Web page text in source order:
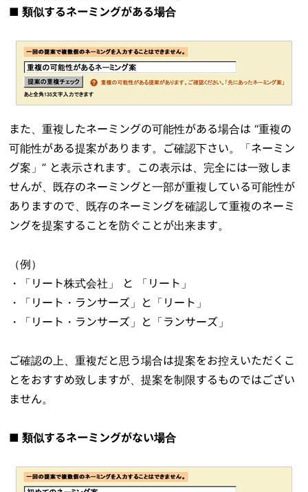
■ 類似するネーミングがある場合
また、重複したネーミングの可能性がある場合は “重複の
可能性がある提案があります。ご確認下さい。「ネーミン
グ案」” と表示されます。この表示は、完全には一致しま
せんが、既存のネーミングと一部が重複している可能性が
ありますので、既存のネーミングを確認して重複のネーミ
ングを提案することを防ぐことが出来ます。
（例）
・「リート株式会社」 と 「リート」
・「リート・ランサーズ」と「リート」
・「リート・ランサーズ」と「ランサーズ」
ご確認の上、重複だと思う場合は提案をお控えいただくこ
とをおすすめ致しますが、提案を制限するものではござい
ません。
■ 類似するネーミングがない場合